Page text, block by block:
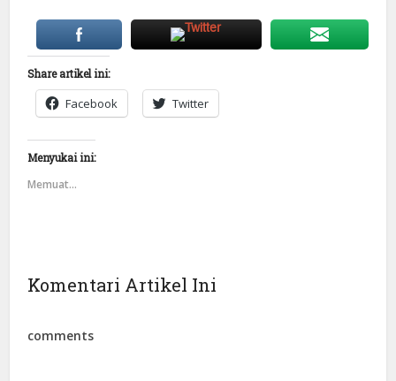
Share artikel ini:
Facebook Twitter
Menyukai ini:
Memuat...
Komentari Artikel Ini
comments